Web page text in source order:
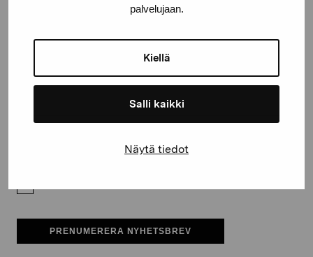
palvelujaan.
Kiellä
Salli kaikki
Näytä tiedot
E-postadress
PRENUMERERA NYHETSBREV